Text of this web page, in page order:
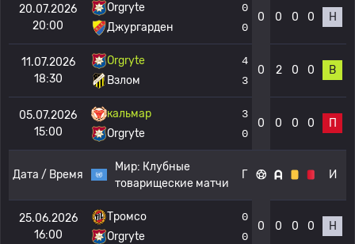
20.07.2026
20:00
Orgryte
Джургарден
0
0
0 0 0 0 Н
11.07.2026
18:30
Orgryte
Взлом
4
3
0 2 0 0 В
05.07.2026
15:00
кальмар
Orgryte
3
0
0 0 0 0 П
Дата / Время
Мир: Клубные
товарищеские матчи
Г И
25.06.2026
16:00
Тромсо
Orgryte
0
0
0 0 0 0 Н